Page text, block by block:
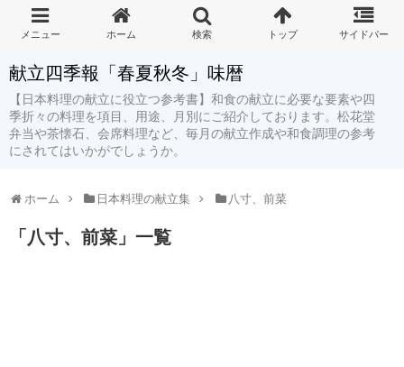
献立四季報「春夏秋冬」味暦
【日本料理の献立に役立つ参考書】和食の献立に必要な要素や四
季折々の料理を項目、用途、月別にご紹介しております。松花堂
弁当や茶懐石、会席料理など、毎月の献立作成や和食調理の参考
にされてはいかがでしょうか。
ホーム 日本料理の献立集 八寸、前菜
「 八寸、前菜 」 一覧